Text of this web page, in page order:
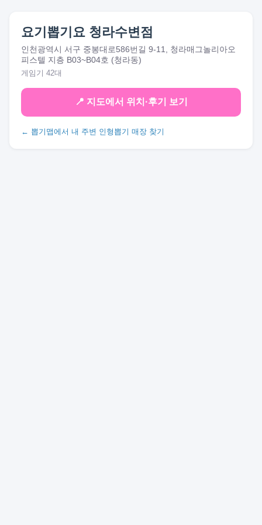
요기뽑기요 청라수변점
인천광역시 서구 중봉대로586번길 9-11, 청라매그놀리아오
피스텔 지층 B03~B04호 (청라동)
게임기 42대
📍 지도에서 위치·후기 보기
← 뽑기맵에서 내 주변 인형뽑기 매장 찾기